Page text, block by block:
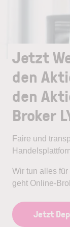
Jetzt
den
den
Broker
Faire und
Wir tun alles
geht Online-
Jetzt